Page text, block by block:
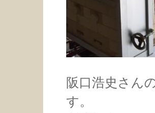
阪口浩史さん
す。